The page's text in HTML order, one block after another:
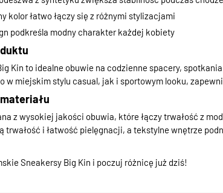
kolor łatwo łączy się z różnymi stylizacjami
podkreśla modny charakter każdej kobiety
Kin to idealne obuwie na codzienne spacery,
w miejskim stylu casual, jak i sportowym looku,
z wysokiej jakości obuwia, które łączy trwałość z
trwałość i łatwość pielęgnacji, a tekstylne wnętrze
Sneakersy Big Kin i poczuj różnicę już dziś!